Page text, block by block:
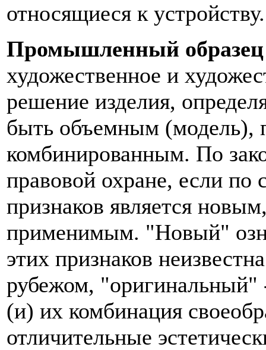
относящиеся к устройству.
Промышленный образец
художественное и
решение изделия,
быть объемным (модель),
комбинированным. По
правовой охране, если по
признаков является
применимым. "Новый"
этих признаков
рубежом, "оригинальный"
(и) их комбинация
отличительные